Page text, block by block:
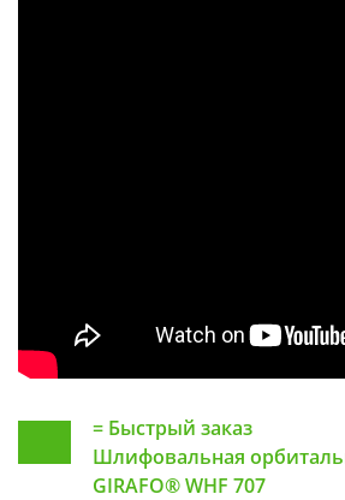
= Быстрый заказ
Шлифовальная
GIRAFO® WHF 707